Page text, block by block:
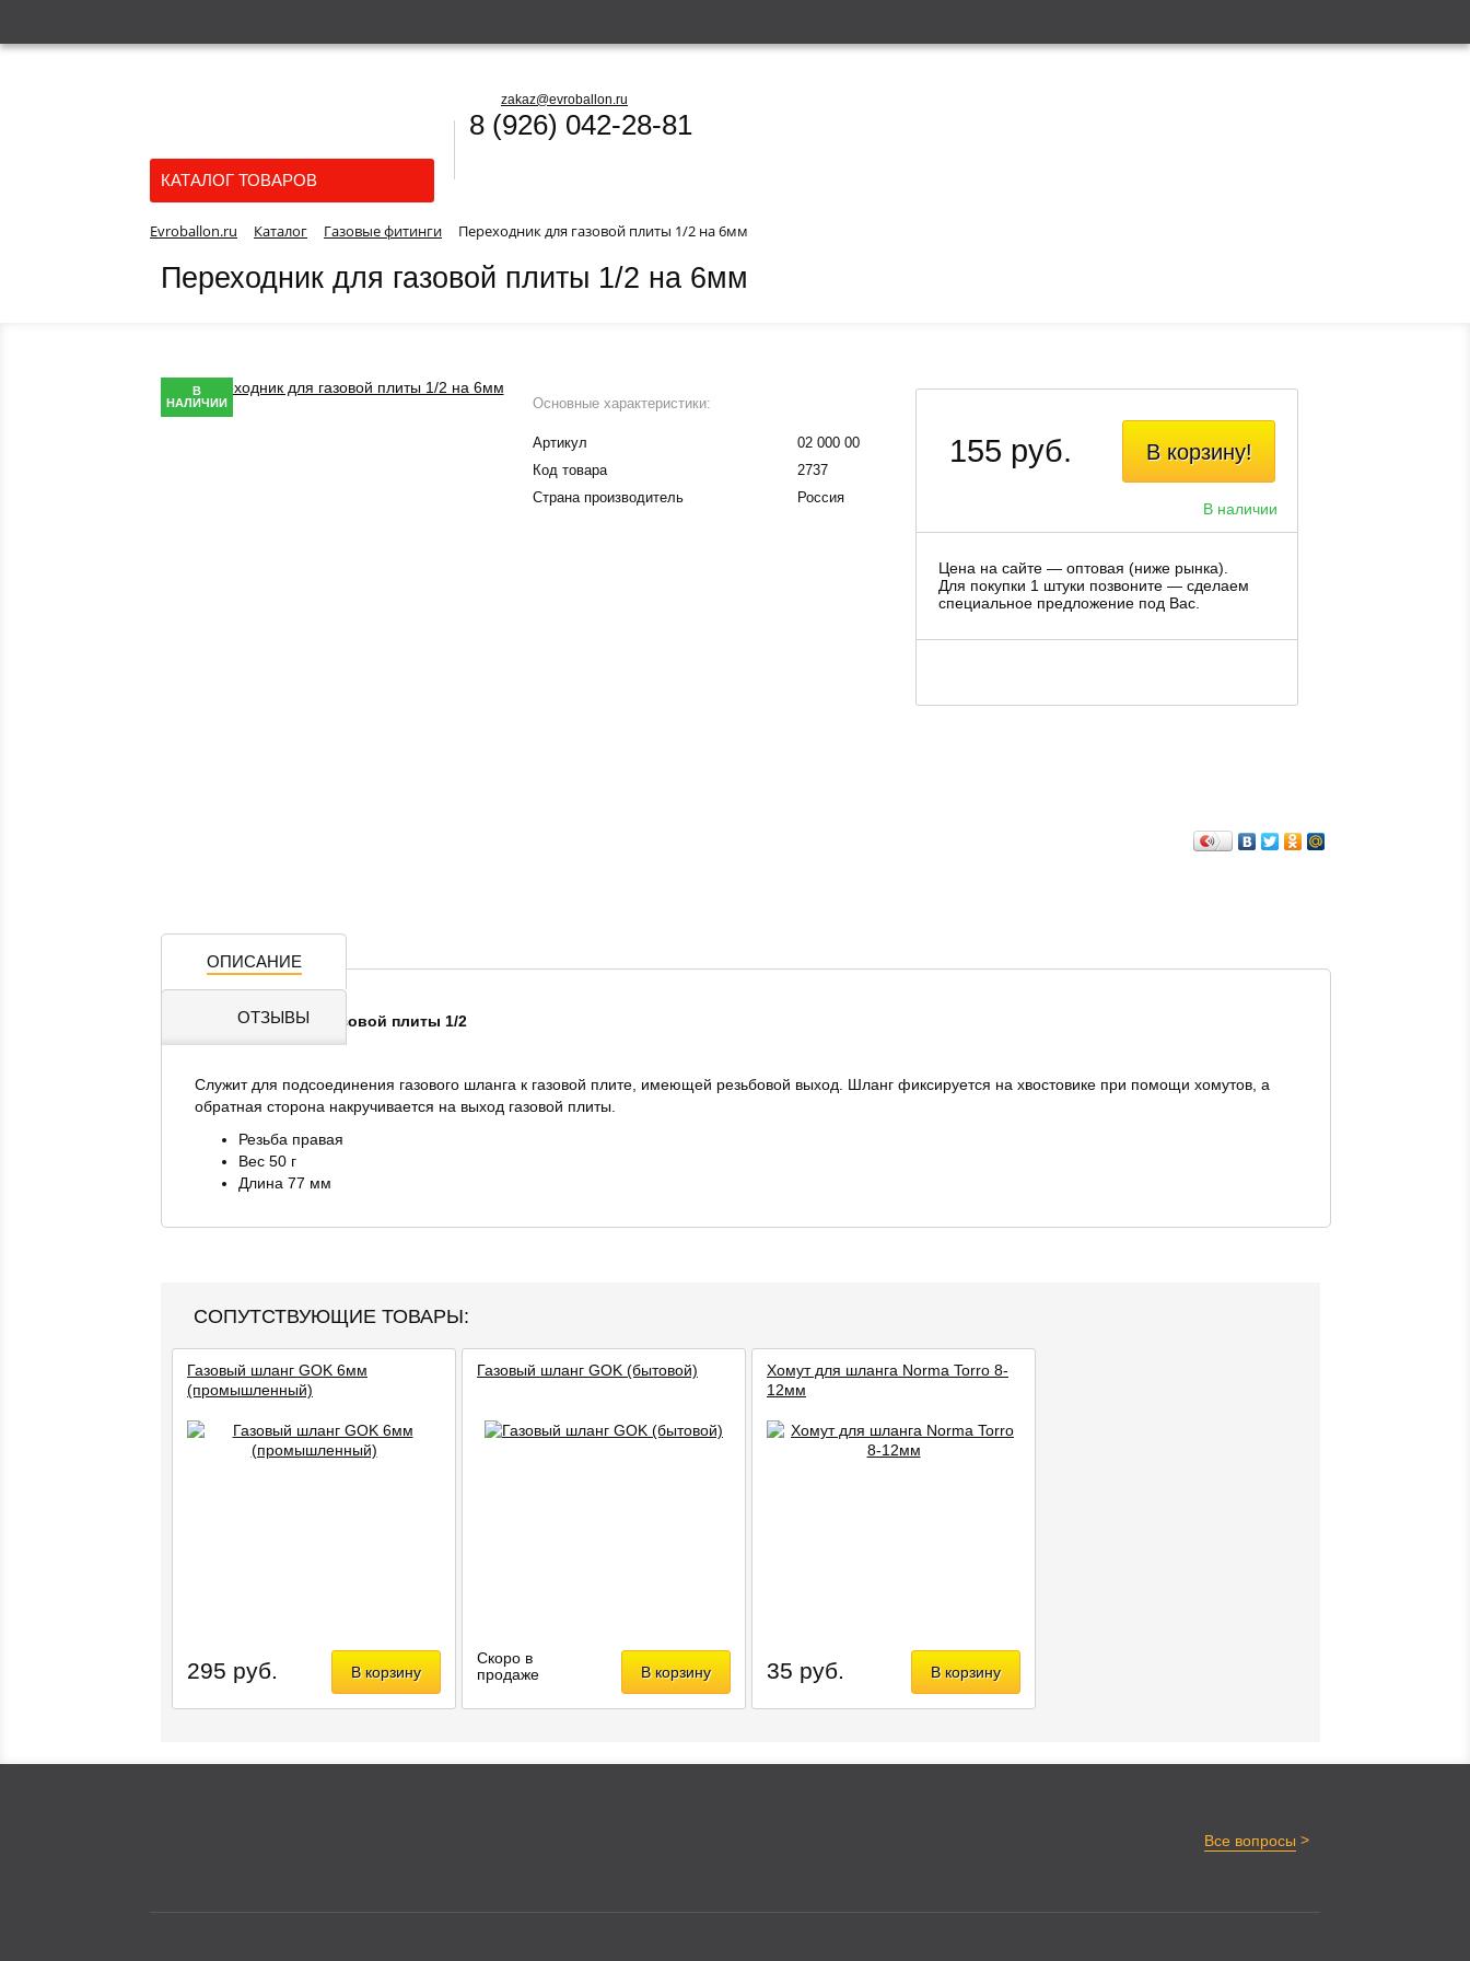
zakaz@evroballon.ru
8 (926) 042-28-81
КАТАЛОГ ТОВАРОВ
Evroballon.ru Каталог Газовые фитинги Переходник для газовой плиты 1/2 на 6мм
Переходник для газовой плиты 1/2 на 6мм
В
НАЛИЧИИ
Основные характеристики:
Артикул
02 000 00
Код товара
2737
Страна производитель
Россия
В корзину!
В наличии
155 руб.
Цена на сайте — оптовая (ниже рынка).
Для покупки 1 штуки позвоните — сделаем
специальное предложение под Вас.
ОПИСАНИЕ
ОТЗЫВЫ
Переходник для газовой плиты 1/2
Служит для подсоединения газового шланга к газовой плите, имеющей резьбовой выход. Шланг фиксируется на хвостовике при помощи хомутов, а
обратная сторона накручивается на выход газовой плиты.
Резьба правая
Вес 50 г
Длина 77 мм
СОПУТСТВУЮЩИЕ ТОВАРЫ:
Газовый шланг GOK 6мм
(промышленный)
В корзину
295 руб.
Газовый шланг GOK (бытовой)
В корзину
Скоро в
продаже
Хомут для шланга Norma Torro 8-
12мм
В корзину
35 руб.
Все вопросы >